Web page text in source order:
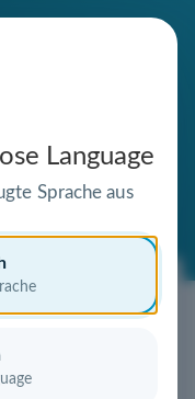
Language
Sprache aus
gehören!